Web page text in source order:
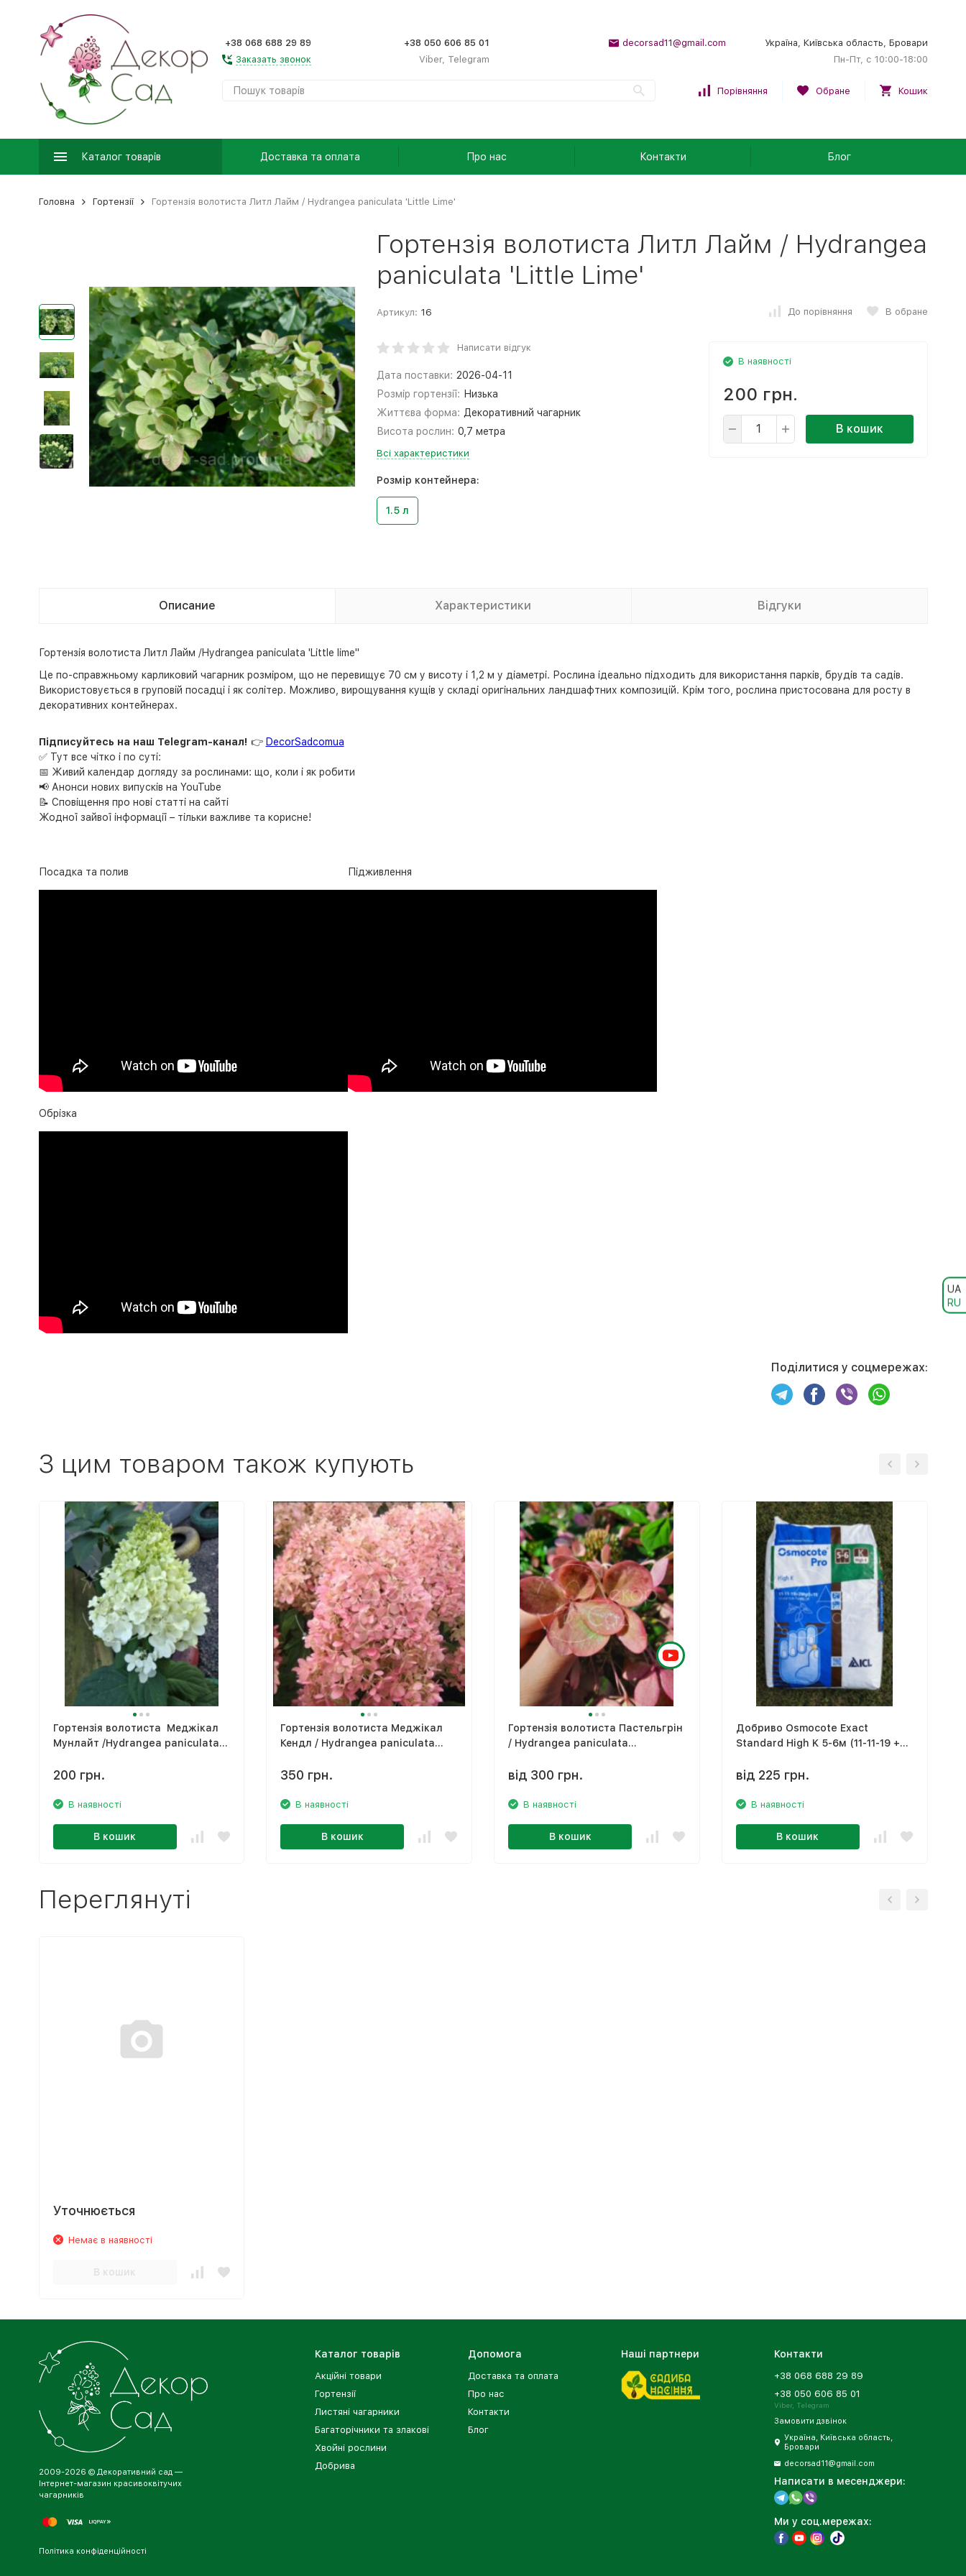
UA
RU
+38 068 688 29 89
Заказать звонок
+38 050 606 85 01
Viber, Telegram
decorsad11@gmail.com
Україна, Київська область, Бровари
Пн-Пт, с 10:00-18:00
Порівняння Обране Кошик
Каталог товарів Доставка та оплата Про нас Контакти Блог
Головна Гортензії Гортензія волотиста Литл Лайм / Hydrangea paniculata 'Little Lime'
Гортензія волотиста Литл Лайм / Hydrangea
paniculata 'Little Lime'
Артикул: 16 До порівняння В обране
Написати відгук
Дата поставки: 2026-04-11
Розмір гортензії: Низька
Життєва форма: Декоративний чагарник
Висота рослин: 0,7 метра
Всі характеристики
Розмір контейнера:
1.5 л
В наявності
200 грн.
В кошик
Описание Характеристики Відгуки
Гортензія волотиста Литл Лайм /Hydrangea paniculata 'Little lime"
Це по-справжньому карликовий чагарник розміром, що не перевищує 70 см у висоту і 1,2 м у діаметрі. Рослина ідеально підходить для використання парків, брудів та садів.
Використовується в груповій посадці і як солітер. Можливо, вирощування кущів у складі оригінальних ландшафтних композицій. Крім того, рослина пристосована для росту в
декоративних контейнерах.
Підписуйтесь на наш Telegram-канал! 👉 DecorSadcomua
✅ Тут все чітко і по суті:
📅 Живий календар догляду за рослинами: що, коли і як робити
📢 Анонси нових випусків на YouTube
📝 Сповіщення про нові статті на сайті
Жодної зайвої інформації – тільки важливе та корисне!
Посадка та полив Підживлення
Обрізка
Поділитися у соцмережах:
З цим товаром також купують
Гортензія волотиста Меджікал
Мунлайт /Hydrangea paniculata
200 грн.
В наявності
В кошик
Гортензія волотиста Меджікал
Кендл / Hydrangea paniculata
350 грн.
В наявності
В кошик
Гортензія волотиста Пастельгрін
/ Hydrangea paniculata
від 300 грн.
В наявності
В кошик
Добриво Osmocote Exact
Standard High K 5-6м (11-11-19 +
від 225 грн.
В наявності
В кошик
Переглянуті
Уточнюється
Немає в наявності
В кошик
2009-2026 © Декоративний сад —
Інтернет-магазин красивоквітучих
чагарників
Політика конфіденційності
Каталог товарів
Акційні товари
Гортензії
Листяні чагарники
Багаторічники та злакові
Хвойні рослини
Добрива
Допомога
Доставка та оплата
Про нас
Контакти
Блог
Наші партнери Контакти
+38 068 688 29 89
+38 050 606 85 01
Viber, Telegram
Замовити дзвінок
Україна, Київська область,
Бровари
decorsad11@gmail.com
Написати в месенджери:
Ми у соц.мережах: